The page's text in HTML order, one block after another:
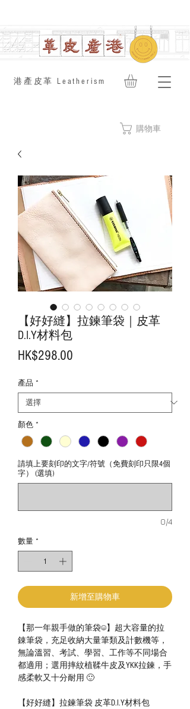
​港產皮革 Leatherism
購物車
【好好縫】拉鍊筆袋｜皮革
D.I.Y材料包
HK$298.00
產品 *
顏色 *
請填上要刻印的文字/符號（免費刻印只限4個
字） (選填)
0/4
數量 *
新增至購物車
【那一年親手做的筆袋☺️】超大容量的拉
錬筆袋，充足收納大量筆類及計數機等，
無論溫習、考試、學習、工作等不同場合
都適用；選用摔紋植鞣牛皮及YKK拉鍊，手
感柔軟又十分耐用 🙂
【好好縫】拉鍊筆袋 皮革D.I.Y材料包